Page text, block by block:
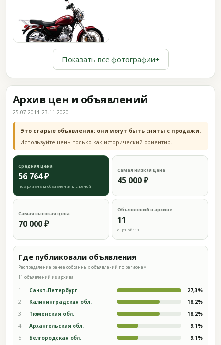
Показать все фотографии+
Архив цен и объявлений
25.07.2014–23.11.2020
Это старые объявления; они могут быть сняты с продажи.
Используйте цены только как исторический ориентир.
Средняя цена
56 764 ₽
по архивным объявлениям с ценой
Самая низкая цена
45 000 ₽
Самая высокая цена
70 000 ₽
Объявлений в архиве
11
с ценой: 11
Где публиковали объявления
Распределение ранее собранных объявлений по регионам.
11 объявлений из архива
1 Санкт-Петербург 27,3%
2 Калининградская обл. 18,2%
3 Тюменская обл. 18,2%
4 Архангельская обл. 9,1%
5 Белгородская обл. 9,1%